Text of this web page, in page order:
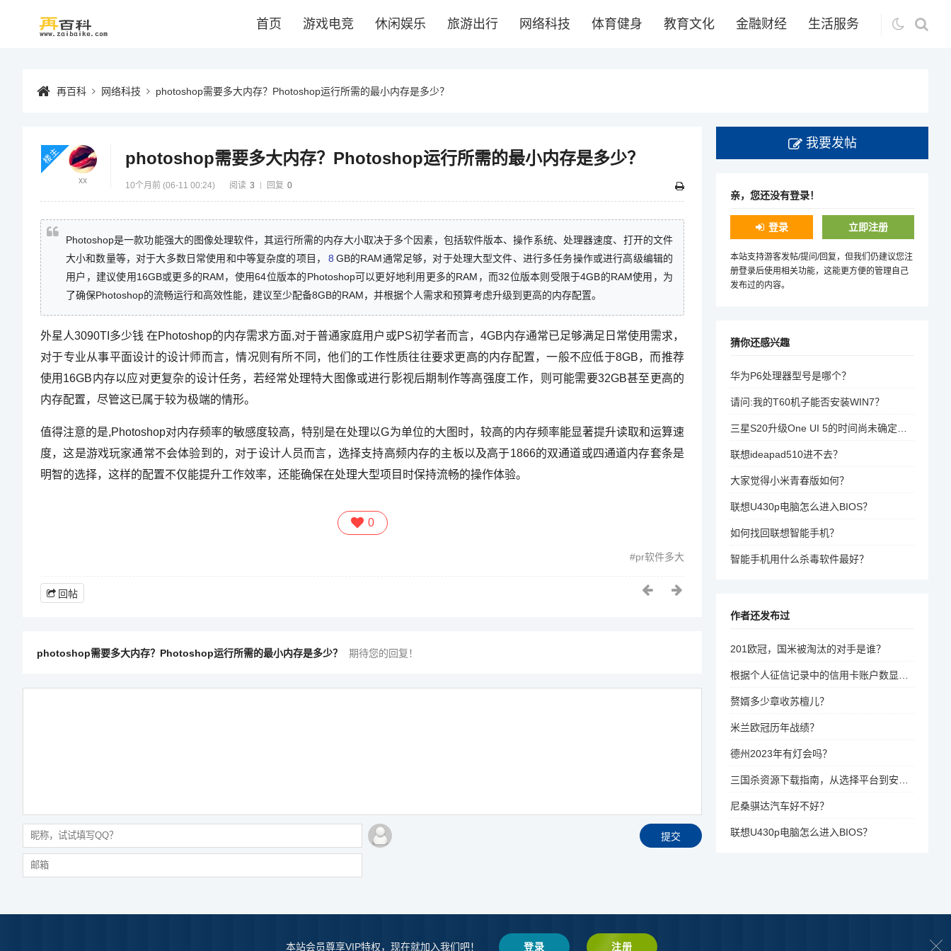
首页 游戏电竞 休闲娱乐 旅游出行 网络科技 体育健身 教育文化 金融财经 生活服务
再百科 网络科技 photoshop需要多大内存？Photoshop运行所需的最小内存是多少？
photoshop需要多大内存？Photoshop运行所需的最小内存是多少？
10个月前 (06-11 00:24) 阅读 3 回复 0
xx
楼主
Photoshop是一款功能强大的图像处理软件，其运行所需的内存大小取决于多个因素，包括软件版本、操作系统、处理器速度、打开的文件
大小和数量等，对于大多数日常使用和中等复杂度的项目，
8 GB的RAM通常足够，对于处理大型文件、进行多任务操作或进行高级编辑的
用户，建议使用16GB或更多的RAM，使用64位版本的Photoshop可以更好地利用更多的RAM，而32位版本则受限于4GB的RAM使用，为
了确保Photoshop的流畅运行和高效性能，建议至少配备8GB的RAM，并根据个人需求和预算考虑升级到更高的内存配置。
外星人3090TI多少钱 在Photoshop的内存需求方面,对于普通家庭用户或PS初学者而言，4GB内存通常已足够满足日常使用需求，
对于专业从事平面设计的设计师而言，情况则有所不同，他们的工作性质往往要求更高的内存配置，一般不应低于8GB，而推荐
使用16GB内存以应对更复杂的设计任务，若经常处理特大图像或进行影视后期制作等高强度工作，则可能需要32GB甚至更高的
内存配置，尽管这已属于较为极端的情形。
值得注意的是,Photoshop对内存频率的敏感度较高，特别是在处理以G为单位的大图时，较高的内存频率能显著提升读取和运算速
度，这是游戏玩家通常不会体验到的，对于设计人员而言，选择支持高频内存的主板以及高于1866的双通道或四通道内存套条是
明智的选择，这样的配置不仅能提升工作效率，还能确保在处理大型项目时保持流畅的操作体验。
0
pr软件多大
回帖
photoshop需要多大内存？Photoshop运行所需的最小内存是多少？ 期待您的回复！
我要发帖
亲，您还没有登录！
登录 立即注册
本站支持游客发帖/提问/回复，但我们仍建议您注
册登录后使用相关功能，这能更方便的管理自己
发布过的内容。
猜你还感兴趣
华为P6处理器型号是哪个？
请问:我的T60机子能否安装WIN7？
三星S20升级One UI 5的时间尚未确定。建议关注三星官方网站或联系三星客服以获取最新信息。
联想ideapad510进不去？
大家觉得小米青春版如何？
联想U430p电脑怎么进入BIOS？
如何找回联想智能手机？
智能手机用什么杀毒软件最好？
作者还发布过
201欧冠，国米被淘汰的对手是谁？
根据个人征信记录中的信用卡账户数显示三，是什么意思？
赘婿多少章收苏檀儿？
米兰欧冠历年战绩？
德州2023年有灯会吗？
三国杀资源下载指南，从选择平台到安装工具的全步骤
尼桑骐达汽车好不好？
联想U430p电脑怎么进入BIOS？
关于我们 | 版权声明| 合作共赢 网站地图
本站会员尊享VIP特权，现在就加入我们吧！ 登录 注册